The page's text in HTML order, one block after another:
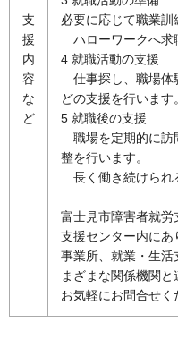
支
援
内
容
な
ど
必要に応じて職業
ハローワークへ求
4 就職活動の支援
仕事探し、職場体
どの支援を行います。
5 就職後の支援
職場を定期的に訪
整を行います。
長く 働き続けられ
富士見市障害者就
支援センター内に
事業所、就業・生
まざまな関係機関と
お気軽にお問合せく